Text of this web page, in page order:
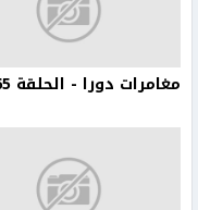
مغامرات دورا - الحلقة 65